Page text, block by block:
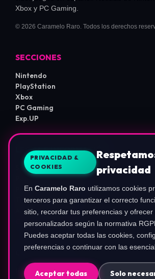
Xbox y PC Gaming.
© 2026 Caramelo Raro. Todos los derechos
SECCIONES
Nintendo
PlayStation
Xbox
PC Gaming
Exp.UP
LEGAL E INFORMACIÓN
Sobre Nosotros
Política de Privacidad
Política de Cookies
Términos de Uso
Aviso de Afiliados
Configurar Cookies
COMUNIDAD
Instagram (@ca.rameloraro)
PRIVACIDAD &
COOKIES
privacidad
En Caramelo Raro utilizamos cookies
terceros para garantizar el correcto
sitio, recordar tus preferencias y ofrecer
personalizados según la normativa
Puedes aceptar todas las cookies,
preferencias o continuar con las
Aceptar todas Solo